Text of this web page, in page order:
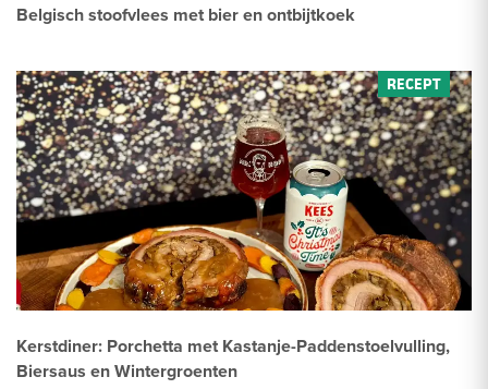
Belgisch stoofvlees met bier en ontbijtkoek
Kerstdiner: Porchetta met Kastanje-Paddenstoelvulling,
Biersaus en Wintergroenten